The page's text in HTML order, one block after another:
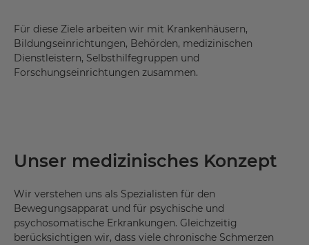
Für diese Ziele arbeiten wir mit Krankenhäusern,
Bildungseinrichtungen, Behörden, medizinischen
Dienstleistern, Selbsthilfegruppen und
Forschungseinrichtungen zusammen.
Unser medizinisches Konzept
Wir verstehen uns als Spezialisten für den
Bewegungsapparat und für psychische und
psychosomatische Erkrankungen. Gleichzeitig
berücksichtigen wir, dass viele chronische Schmerzen